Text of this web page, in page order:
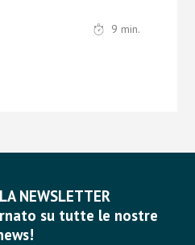
9 min.
NEWSLETTER
su tutte le nostre